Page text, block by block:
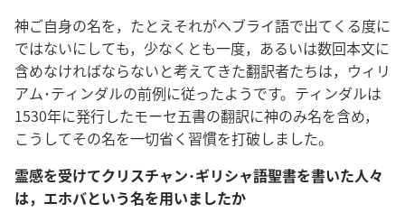
神ご自身の名を，たとえそれがヘブライ語で出てくる度に
ではないにしても，少なくとも一度，あるいは数回本文に
含めなければならないと考えてきた翻訳者たちは，ウィリ
アム･ティンダルの前例に従ったようです。ティンダルは
1530年に発行したモーセ五書の翻訳に神のみ名を含め，
こうしてその名を一切省く習慣を打破しました。
霊感を受けてクリスチャン･ギリシャ語聖書を書いた人々
は，エホバという名を用いましたか